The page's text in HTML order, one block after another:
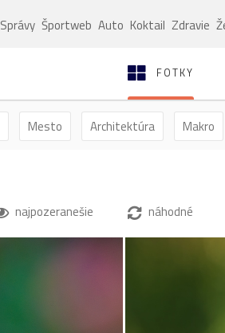
Správy Športweb Auto Koktail Zdravie
FOTKY
Mesto Architektúra Makro
najpozeranešie náhodné